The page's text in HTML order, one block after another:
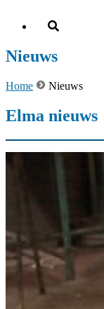
Nieuws
Home Nieuws
Elma nieuws